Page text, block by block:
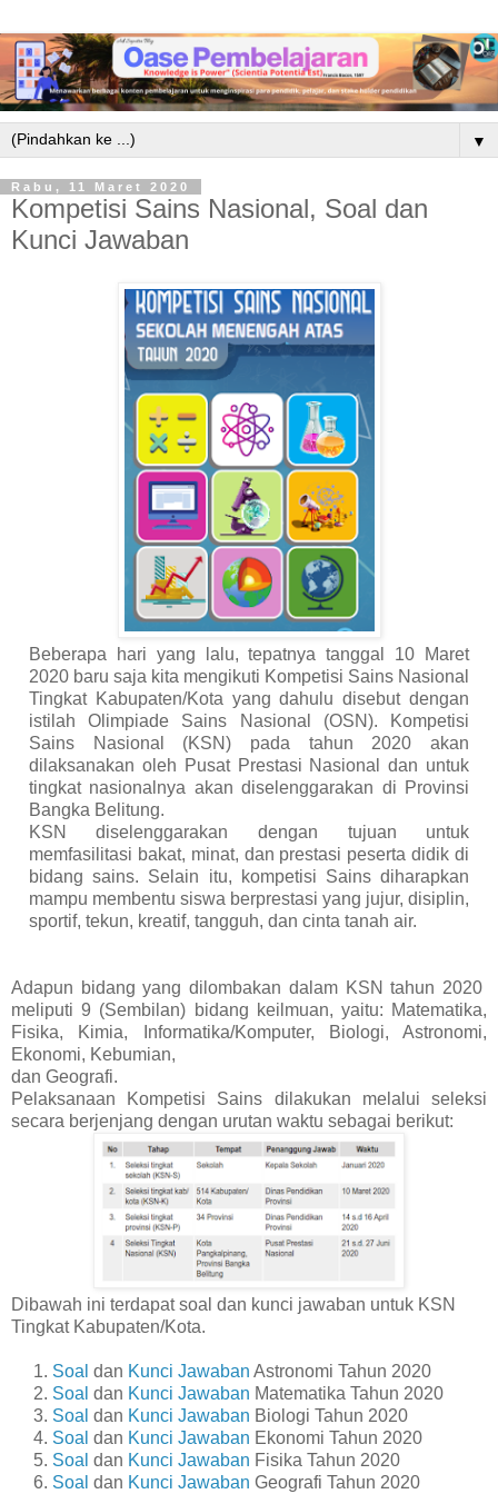
▼
Rabu, 11 Maret 2020
Kompetisi Sains Nasional, Soal dan
Kunci Jawaban
Beberapa hari yang lalu, tepatnya tanggal 10 Maret
2020 baru saja kita mengikuti Kompetisi Sains Nasional
Tingkat Kabupaten/Kota yang dahulu disebut dengan
istilah Olimpiade Sains Nasional (OSN). Kompetisi
Sains Nasional (KSN) pada tahun 2020 akan
dilaksanakan oleh Pusat Prestasi Nasional dan untuk
tingkat nasionalnya akan diselenggarakan di Provinsi
Bangka Belitung.
KSN diselenggarakan dengan tujuan untuk
memfasilitasi bakat, minat, dan prestasi peserta didik di
bidang sains. Selain itu, kompetisi Sains diharapkan
mampu membentu siswa berprestasi yang jujur, disiplin,
sportif, tekun, kreatif, tangguh, dan cinta tanah air.
Adapun bidang yang dilombakan dalam KSN tahun 2020
meliputi 9 (Sembilan) bidang keilmuan, yaitu: Matematika,
Fisika, Kimia, Informatika/Komputer, Biologi, Astronomi,
Ekonomi, Kebumian,
dan Geografi.
Pelaksanaan Kompetisi Sains dilakukan melalui seleksi
secara berjenjang dengan urutan waktu sebagai berikut:
Dibawah ini terdapat soal dan kunci jawaban untuk KSN
Tingkat Kabupaten/Kota.
1. Soal dan Kunci Jawaban Astronomi Tahun 2020
2. Soal dan Kunci Jawaban Matematika Tahun 2020
3. Soal dan Kunci Jawaban Biologi Tahun 2020
4. Soal dan Kunci Jawaban Ekonomi Tahun 2020
5. Soal dan Kunci Jawaban Fisika Tahun 2020
6. Soal dan Kunci Jawaban Geografi Tahun 2020